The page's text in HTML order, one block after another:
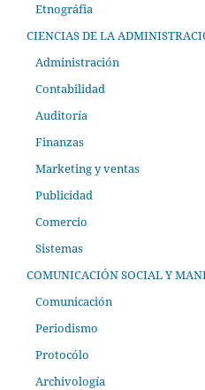
Etnográfia
CIENCIAS DE LA
Administración
Contabilidad
Auditoría
Finanzas
Marketing y ventas
Publicidad
Comercio
Sistemas
COMUNICACIÓN SOCIAL Y
Comunicación
Periodismo
Protocólo
Archivología